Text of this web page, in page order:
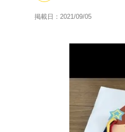
掲載日：2021/09/05